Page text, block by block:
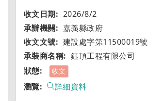
2026/8/2
嘉義縣政府
建設處字第11500019號
鈺頂工程有限公司
收文
詳細資料